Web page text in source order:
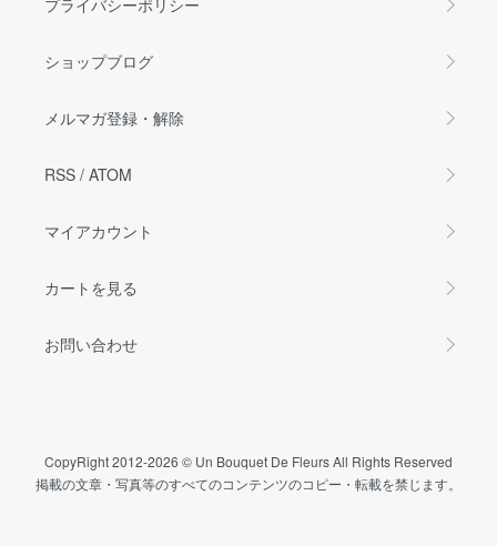
ショップブログ
メルマガ登録・解除
RSS / ATOM
マイアカウント
カートを見る
お問い合わせ
CopyRight 2012-2026 © Un Bouquet De Fleurs All Rights Reserved
掲載の文章・写真等のすべてのコンテンツのコピー・転載を禁じます。